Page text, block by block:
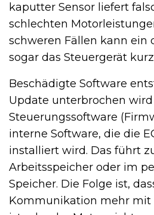
kaputter Sensor liefert
schlechten
schweren Fällen kann ein
sogar das Steuergerät
Beschädigte Software
Update unterbrochen
Steuerungssoftware
interne Software, die die
installiert wird. Das führt
Arbeitsspeicher oder im
Speicher. Die Folge ist,
Kommunikation mehr mit